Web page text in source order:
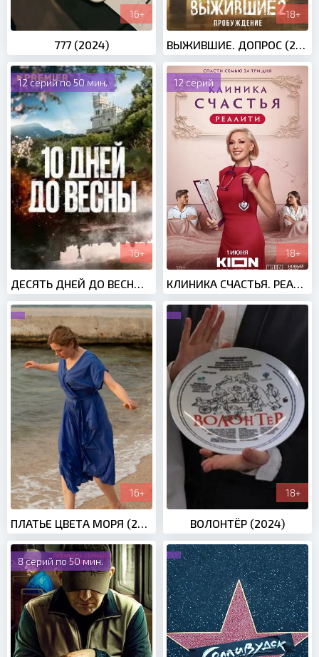
16+
777 (2024)
18+
12 серий по 50 мин.
16+
ДЕСЯТЬ ДНЕЙ ДО ВЕСНЫ (2024)
12 серий
18+
КЛИНИКА СЧАСТЬЯ. РЕАЛИТИ (2024)
16+ 18+
ВОЛОНТЁР (2024)
8 серий по 50 мин.